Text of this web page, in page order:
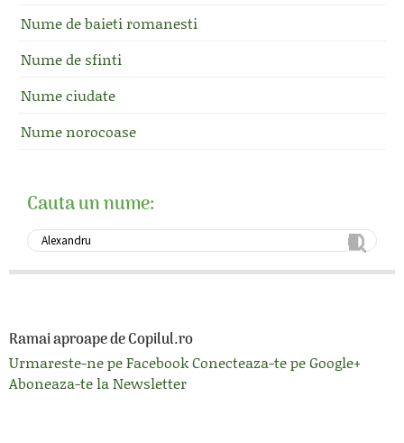
Nume de baieti romanesti
Nume de sfinti
Nume ciudate
Nume norocoase
Cauta un nume:
Ramai aproape de Copilul.ro
Urmareste-ne pe FacebookConecteaza-te pe Google+
Aboneaza-te la Newsletter